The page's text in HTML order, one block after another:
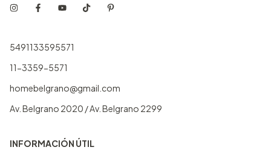
5491133595571
11-3359-5571
homebelgrano@gmail.com
Av. Belgrano 2020 / Av. Belgrano 2299
INFORMACIÓN ÚTIL